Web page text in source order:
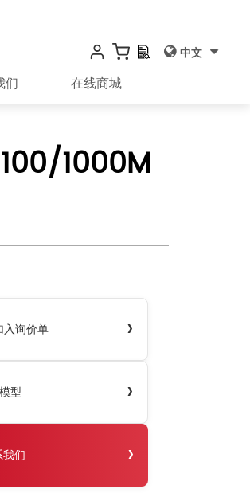
们 在线商城
中文
1000M
入询价单 ›
型 ›
们 ›